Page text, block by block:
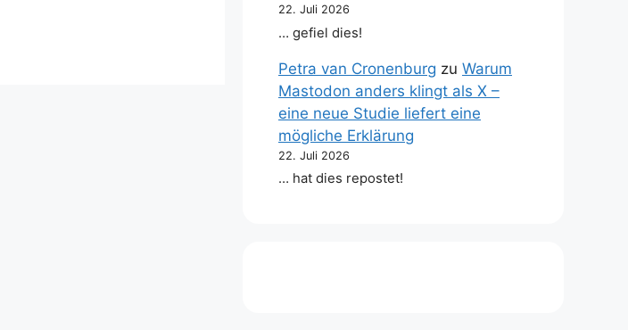
22. Juli 2026
… gefiel dies!
Petra van Cronenburg zu Warum
Mastodon anders klingt als X –
eine neue Studie liefert eine
mögliche Erklärung
22. Juli 2026
… hat dies repostet!